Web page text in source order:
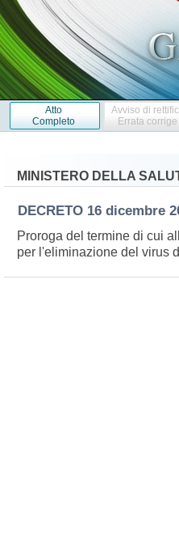
Atto
Completo
Avviso di
Errata corrige
MINISTERO DELLA
DECRETO 16 dicembre
Proroga del termine di cui
per l'eliminazione del virus